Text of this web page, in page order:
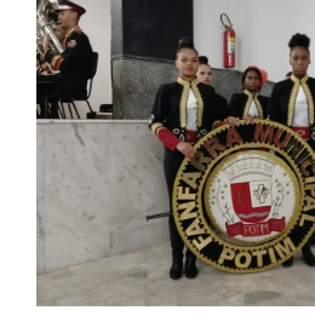
LOGIN
WEBMAIL
PORTAL DE ALUNOS
PORTAL DE PROFESSORES/ACADÊMICO
UNIESP